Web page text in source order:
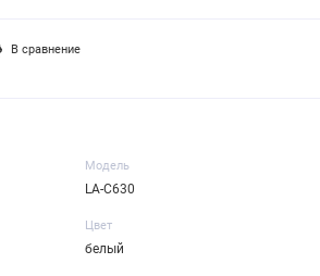
В сравнение
Модель
LA-C630
Цвет
белый